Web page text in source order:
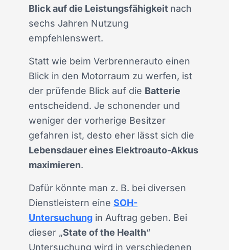
Blick auf die Leistungsfähigkeit nach
sechs Jahren Nutzung
empfehlenswert.
Statt wie beim Verbrennerauto einen
Blick in den Motorraum zu werfen, ist
der prüfende Blick auf die Batterie
entscheidend. Je schonender und
weniger der vorherige Besitzer
gefahren ist, desto eher lässt sich die
Lebensdauer eines Elektroauto-Akkus
maximieren.
Dafür könnte man z. B. bei diversen
Dienstleistern eine SOH-
Untersuchung in Auftrag geben. Bei
dieser „State of the Health“
Untersuchung wird in verschiedenen